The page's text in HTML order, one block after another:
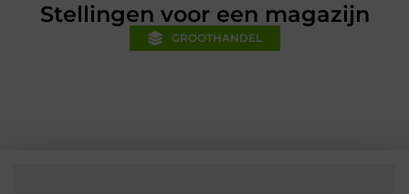
Stellingen voor een magazijn
GROOTHANDEL